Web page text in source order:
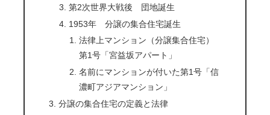
第2次世界大戦後 団地誕生
1953年 分譲の集合住宅誕生
法律上マンション（分譲集合住宅）
第1号「宮益坂アパート」
名前にマンションが付いた第1号「信
濃町アジアマンション」
分譲の集合住宅の定義と法律